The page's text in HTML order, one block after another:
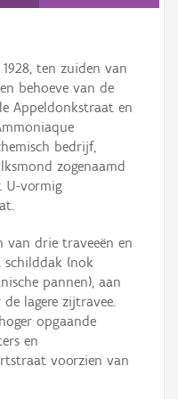
ten zuiden van
behoeve van de
Appeldonkstraat en
bedrijf,
zogenaamd
U-vormig
van drie traveeën en
(nok
pannen), aan
lagere zijtravee.
opgaande
en
voorzien van